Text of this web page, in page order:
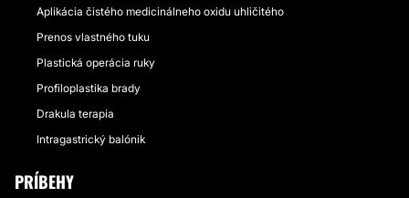
Aplikácia čistého medicinálneho oxidu uhličitého
Prenos vlastného tuku
Plastická operácia ruky
Profiloplastika brady
Drakula terapia
Intragastrický balónik
PRÍBEHY